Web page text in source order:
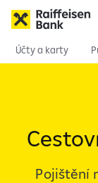
Účty a karty
Pojištění